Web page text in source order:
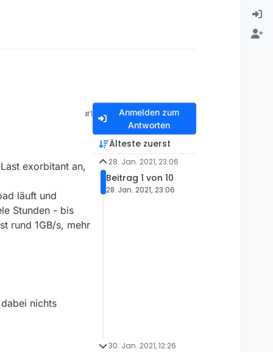
#1
exorbitant an,
läuft und
Stunden - bis
rund 1GB/s, mehr
nichts
Anmelden zum
Antworten
Älteste zuerst
28. Jan. 2021, 23:06
Beitrag 1 von 10
28. Jan. 2021, 23:06
30. Jan. 2021, 12:26